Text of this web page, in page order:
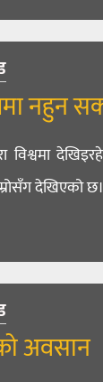
नहुन
विश्वमा
देखिएको छ।
अवसान